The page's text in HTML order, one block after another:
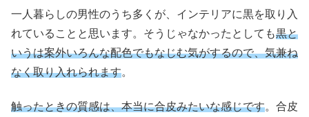
一人暮らしの男性のうち多くが、インテリアに黒を取り入
れていることと思います。そうじゃなかったとしても黒と
いうは案外いろんな配色でもなじむ気がするので、気兼ね
なく取り入れられます。
触ったときの質感は、本当に合皮みたいな感じです。合皮